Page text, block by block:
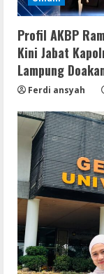
Profil AKBP
Kini Jabat
Lampung
Ferdi ansyah
2
3